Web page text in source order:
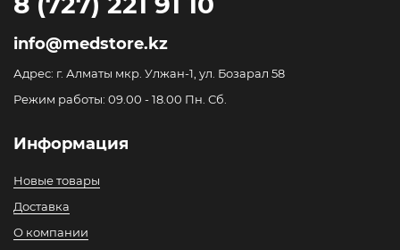
info@medstore.kz
Адрес: г. Алматы мкр. Улжан-1, ул. Бозарал 58
Режим работы: 09.00 - 18.00 Пн. Сб.
Информация
Новые товары
Доставка
О компании